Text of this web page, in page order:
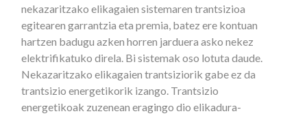
nekazaritzako elikagaien sistemaren trantsizioa
egitearen garrantzia eta premia, batez ere kontuan
hartzen badugu azken horren jarduera asko nekez
elektrifikatuko direla. Bi sistemak oso lotuta daude.
Nekazaritzako elikagaien trantsiziorik gabe ez da
trantsizio energetikorik izango. Trantsizio
energetikoak zuzenean eragingo dio elikadura-